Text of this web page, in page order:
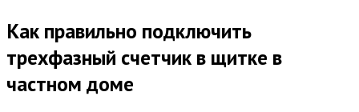
Как правильно подключить
трехфазный счетчик в щитке в
частном доме